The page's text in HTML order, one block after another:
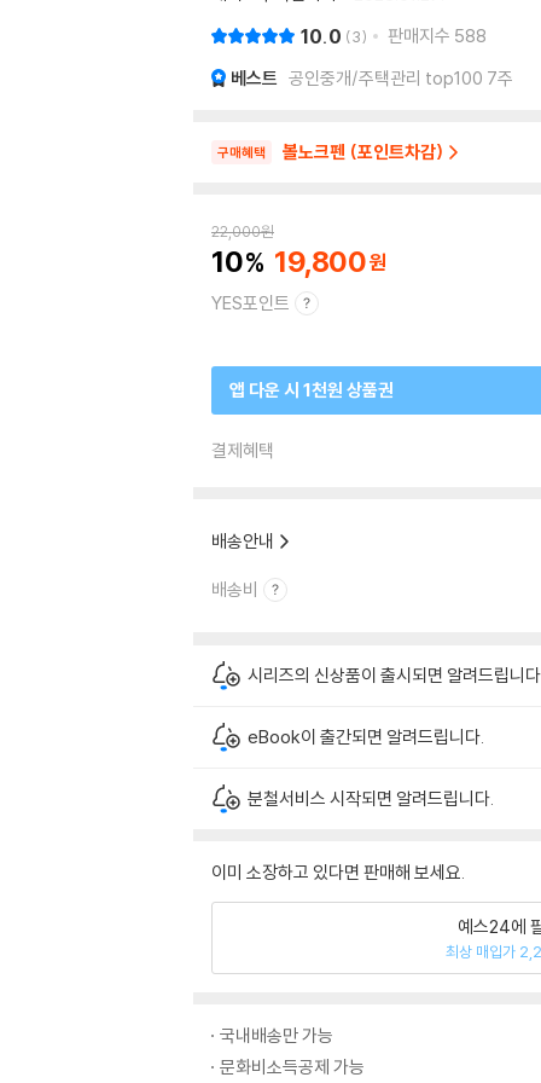
10.0 3 판매지수 588
베스트 공인중개/주택관리 top100 7주
구매혜택 볼노크펜 (포인트차감)
22,000원
10 19,800
YES포인트
앱 다운 시 1천원 상품권
결제혜택
배송안내
배송비
시리즈의 신상품이 출시되면 알려드립니
eBook이 출간되면 알려드립니다.
분철서비스 시작되면 알려드립니다.
이미 소장하고 있다면 판매해 보세요.
예스24에
최상 매입가
국내배송만 가능
문화비소득공제 가능